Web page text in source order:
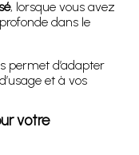
, lorsque vous avez
dans le
permet d’adapter
et à vos
votre